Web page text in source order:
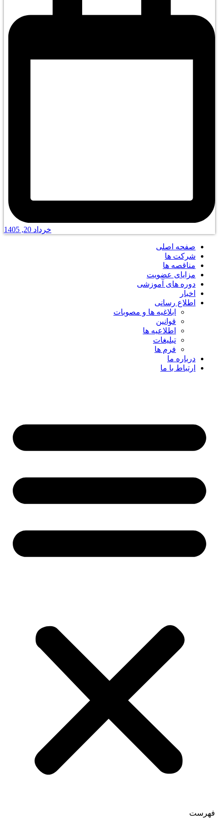
خرداد 20, 1405
صفحه اصلی
شرکت ها
مناقصه ها
مزایای عضویت
دوره های آموزشی
اخبار
اطلاع رسانی
ابلاغیه ها و مصوبات
قوانین
اطلاعیه ها
تبلیغات
فرم ها
درباره ما
ارتباط با ما
فهرست